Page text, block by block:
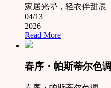
家居光晕，轻衣伴甜辰
04/13
2026
Read More
春序・帕斯蒂尔色调